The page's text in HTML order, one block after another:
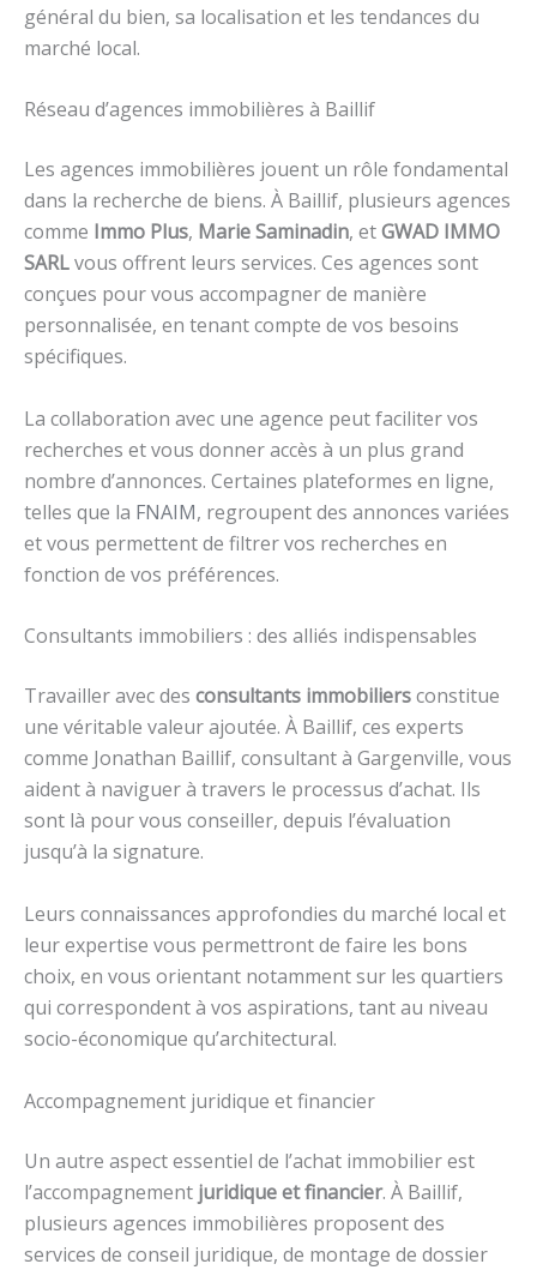
général du bien, sa localisation et les tendances du
marché local.
Réseau d’agences immobilières à Baillif
Les agences immobilières jouent un rôle fondamental
dans la recherche de biens. À Baillif, plusieurs agences
comme Immo Plus, Marie Saminadin, etGWAD IMMO
SARLvous offrent leurs services. Ces agences sont
conçues pour vous accompagner de manière
personnalisée, en tenant compte de vos besoins
spécifiques.
La collaboration avec une agence peut faciliter vos
recherches et vous donner accès à un plus grand
nombre d’annonces. Certaines plateformes en ligne,
telles que la FNAIM, regroupent des annonces variées
et vous permettent de filtrer vos recherches en
fonction de vos préférences.
Consultants immobiliers : des alliés indispensables
Travailler avec des consultants immobiliersconstitue
une véritable valeur ajoutée. À Baillif, ces experts
comme Jonathan Baillif, consultant à Gargenville, vous
aident à naviguer à travers le processus d’achat. Ils
sont là pour vous conseiller, depuis l’évaluation
jusqu’à la signature.
Leurs connaissances approfondies du marché local et
leur expertise vous permettront de faire les bons
choix, en vous orientant notamment sur les quartiers
qui correspondent à vos aspirations, tant au niveau
socio-économique qu’architectural.
Accompagnement juridique et financier
Un autre aspect essentiel de l’achat immobilier est
l’accompagnement juridique et financier. À Baillif,
plusieurs agences immobilières proposent des
services de conseil juridique, de montage de dossier